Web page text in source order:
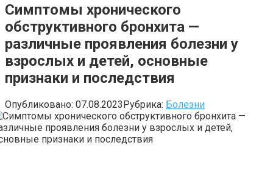
Симптомы хронического
обструктивного бронхита —
различные проявления болезни у
взрослых и детей, основные
признаки и последствия
Опубликовано: 07.08.2023Рубрика: Болезни